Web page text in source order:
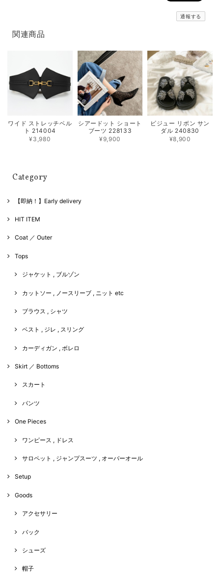
通報する
関連商品
ワイド ストレッチベル
ト 214004
¥3,980
シアードット ショート
ブーツ 228133
¥9,900
ビジュー リボン サン
ダル 240830
¥8,900
Category
【即納！】Early delivery
HIT ITEM
Coat ／ Outer
Tops
ジャケット , ブルゾン
カットソー , ノースリーブ , ニット etc
ブラウス , シャツ
ベスト , ジレ , スリング
カーディガン , ボレロ
Skirt ／ Bottoms
スカート
パンツ
One Pieces
ワンピース , ドレス
サロペット , ジャンプスーツ , オーバーオール
Setup
Goods
アクセサリー
バック
シューズ
帽子